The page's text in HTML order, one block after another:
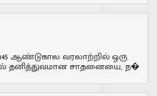
ஆண்டுகால வரலாற்றில் ஒரு
தனித்துவமான சாதனையை, ந�